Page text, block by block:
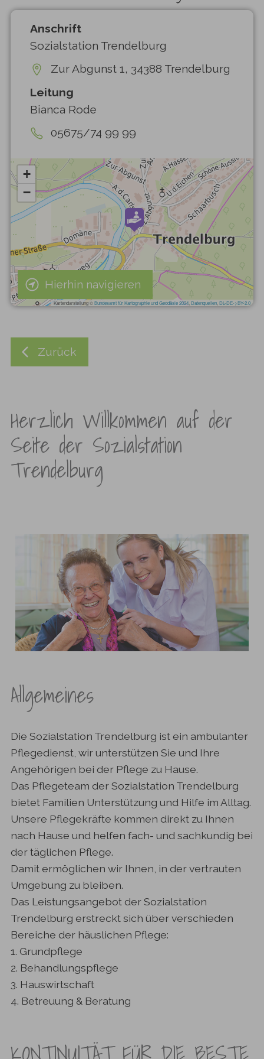
Anschrift
Sozialstation Trendelburg
Zur Abgunst 1, 34388 Trendelburg
Leitung
Bianca Rode
05675/74 99 99
Hierhin navigieren
Zurück
Herzlich Willkommen auf der
Seite der Sozialstation
Trendelburg
Allgemeines
Die Sozialstation Trendelburg ist ein ambulanter
Pflegedienst, wir unterstützen Sie und Ihre
Angehörigen bei der Pflege zu Hause.
Das Pflegeteam der Sozialstation Trendelburg
bietet Familien Unterstützung und Hilfe im Alltag.
Unsere Pflegekräfte kommen direkt zu Ihnen
nach Hause und helfen fach- und sachkundig bei
der täglichen Pflege.
Damit ermöglichen wir Ihnen, in der vertrauten
Umgebung zu bleiben.
Das Leistungsangebot der Sozialstation
Trendelburg erstreckt sich über verschieden
Bereiche der häuslichen Pflege:
1. Grundpflege
2. Behandlungspflege
3. Hauswirtschaft
4. Betreuung & Beratung